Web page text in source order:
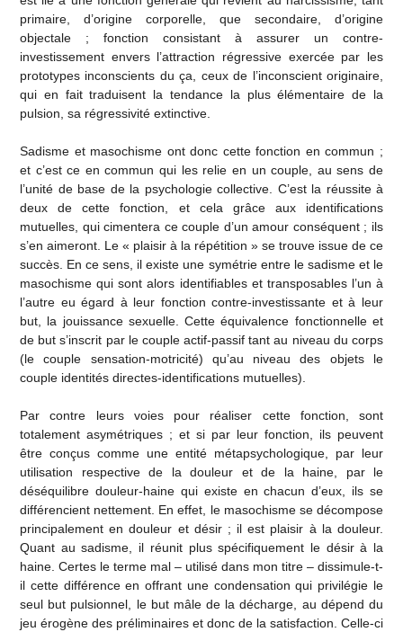
primaire, d’origine corporelle, que secondaire, d’origine
objectale ; fonction consistant à assurer un contre-
investissement envers l’attraction régressive exercée par les
prototypes inconscients du ça, ceux de l’inconscient originaire,
qui en fait traduisent la tendance la plus élémentaire de la
pulsion, sa régressivité extinctive.
Sadisme et masochisme ont donc cette fonction en commun ;
et c’est ce en commun qui les relie en un couple, au sens de
l’unité de base de la psychologie collective. C’est la réussite à
deux de cette fonction, et cela grâce aux identifications
mutuelles, qui cimentera ce couple d’un amour conséquent ; ils
s’en aimeront. Le « plaisir à la répétition » se trouve issue de ce
succès. En ce sens, il existe une symétrie entre le sadisme et le
masochisme qui sont alors identifiables et transposables l’un à
l’autre eu égard à leur fonction contre-investissante et à leur
but, la jouissance sexuelle. Cette équivalence fonctionnelle et
de but s’inscrit par le couple actif-passif tant au niveau du corps
(le couple sensation-motricité) qu’au niveau des objets le
couple identités directes-identifications mutuelles).
Par contre leurs voies pour réaliser cette fonction, sont
totalement asymétriques ; et si par leur fonction, ils peuvent
être conçus comme une entité métapsychologique, par leur
utilisation respective de la douleur et de la haine, par le
déséquilibre douleur-haine qui existe en chacun d’eux, ils se
différencient nettement. En effet, le masochisme se décompose
principalement en douleur et désir ; il est plaisir à la douleur.
Quant au sadisme, il réunit plus spécifiquement le désir à la
haine. Certes le terme mal – utilisé dans mon titre – dissimule-t-
il cette différence en offrant une condensation qui privilégie le
seul but pulsionnel, le but mâle de la décharge, au dépend du
jeu érogène des préliminaires et donc de la satisfaction. Celle-ci